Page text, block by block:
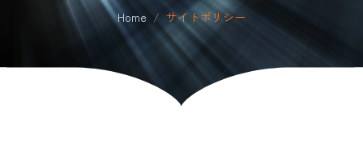
Home サイトポリシー